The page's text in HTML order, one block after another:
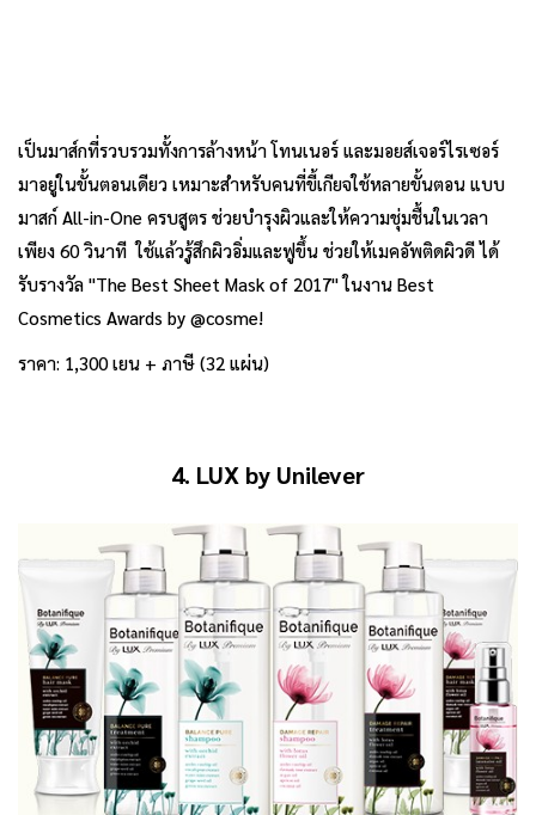
เป็นมาส์กที่รวบรวมทั้งการล้างหน้า โทนเนอร์ และมอยส์เจอร์ไรเซอร์
มาอยู่ในขั้นตอนเดียว เหมาะสำหรับคนที่ขี้เกียจใช้หลายขั้นตอน แบบ
มาสก์ All-in-One ครบสูตร ช่วยบำรุงผิวและให้ความชุ่มชื้นในเวลา
เพียง 60 วินาที ใช้แล้วรู้สึกผิวอิ่มและฟูขึ้น ช่วยให้เมคอัพติดผิวดี ได้
รับรางวัล "The Best Sheet Mask of 2017" ในงาน Best
Cosmetics Awards by @cosme!
ราคา: 1,300 เยน + ภาษี (32 แผ่น)
4. LUX by Unilever